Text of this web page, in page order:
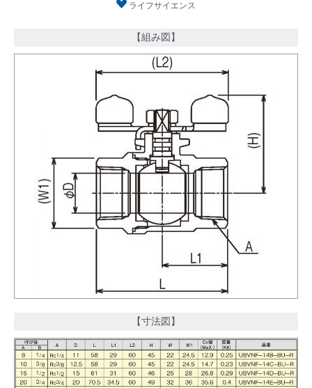
ライフサイエンス
【組み図】
【寸法図】